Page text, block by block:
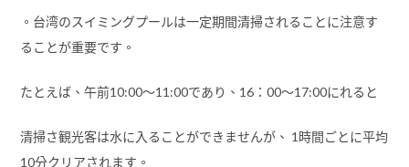
。台湾のスイミングプールは一定期間清掃されることに注意す
ることが重要です。
たとえば、午前10:00〜11:00であり、16：00〜17:00にれると
清掃さ観光客は水に入ることができませんが、 1時間ごとに平均
10分クリアされます。